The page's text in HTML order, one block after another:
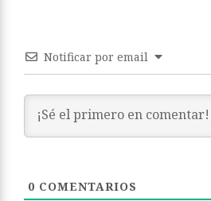
Notificar por email
0 COMENTARIOS